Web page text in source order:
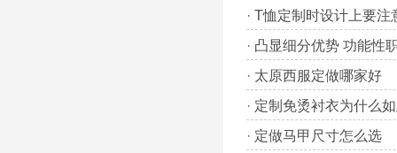
· T恤定制时设计上要注
· 凸显细分优势 功能性
· 太原西服定做哪家好
· 定制免烫衬衣为什么
· 定做马甲尺寸怎么选